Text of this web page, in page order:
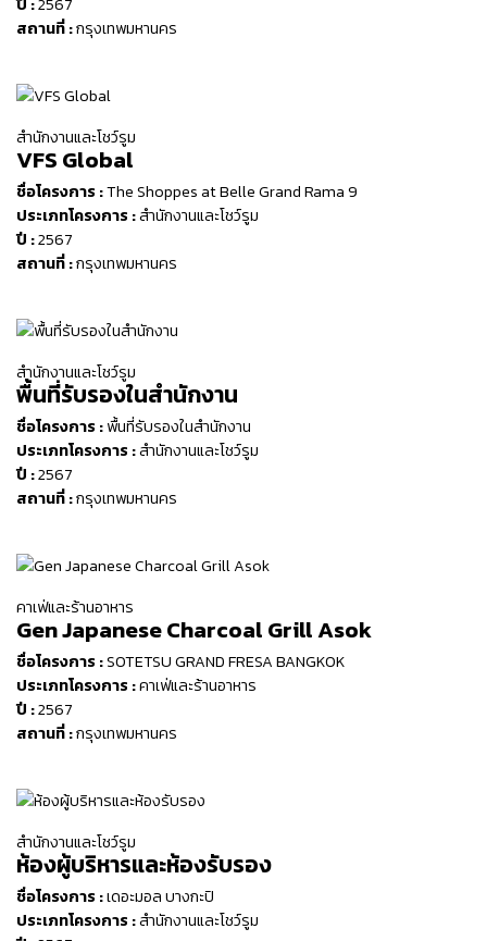
สถานที่ :กรุงเทพมหานคร
สำนักงานและโชว์รูม
VFS Global
ชื่อโครงการ :The Shoppes at Belle Grand Rama 9
ประเภทโครงการ :สำนักงานและโชว์รูม
ปี :2567
สถานที่ :กรุงเทพมหานคร
สำนักงานและโชว์รูม
พื้นที่รับรองในสำนักงาน
ชื่อโครงการ :พื้นที่รับรองในสำนักงาน
ประเภทโครงการ :สำนักงานและโชว์รูม
ปี :2567
สถานที่ :กรุงเทพมหานคร
คาเฟ่และร้านอาหาร
Gen Japanese Charcoal Grill Asok
ชื่อโครงการ :SOTETSU GRAND FRESA BANGKOK
ประเภทโครงการ :คาเฟ่และร้านอาหาร
ปี :2567
สถานที่ :กรุงเทพมหานคร
สำนักงานและโชว์รูม
ห้องผู้บริหารและห้องรับรอง
ชื่อโครงการ :เดอะมอล บางกะปิ
ประเภทโครงการ :สำนักงานและโชว์รูม